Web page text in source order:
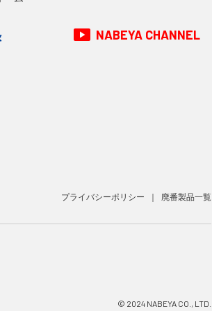
NABEYA CHANNEL
プライバシーポリシー 廃番製品一覧
© 2024 NABEYA CO., LTD.